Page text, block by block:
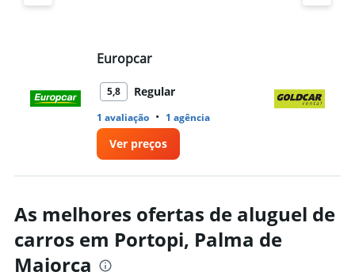
Europcar
5,8 Regular
1 avaliação • 1 agência
Ver preços
As melhores ofertas de aluguel de
carros em Portopi, Palma de
Maiorca